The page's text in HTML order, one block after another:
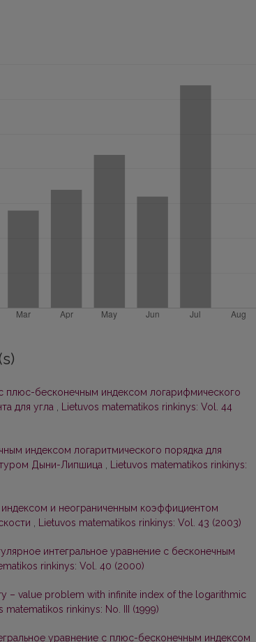
плюс-бесконечным индексом логарифмического
для угла , Lietuvos matematikos rinkinys: Vol. 44
индексом логаритмического порядка для
Дыни-Липшица , Lietuvos matematikos rinkinys:
индексом и неограниченным коэффициентом
, Lietuvos matematikos rinkinys: Vol. 43 (2003)
интегральное уравнение с бесконечным
rinkinys: Vol. 40 (2000)
– value problem with infinite index of the logarithmic
matematikos rinkinys: No. III (1999)
уравнение с плюс-бесконечным индексом